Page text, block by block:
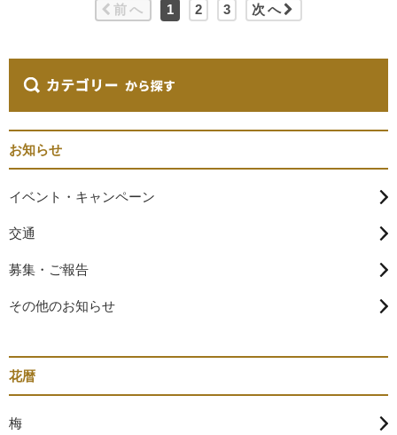
前へ 1 2 3 次へ
お知らせ
イベント・キャンペーン
交通
募集・ご報告
その他のお知らせ
花暦
梅